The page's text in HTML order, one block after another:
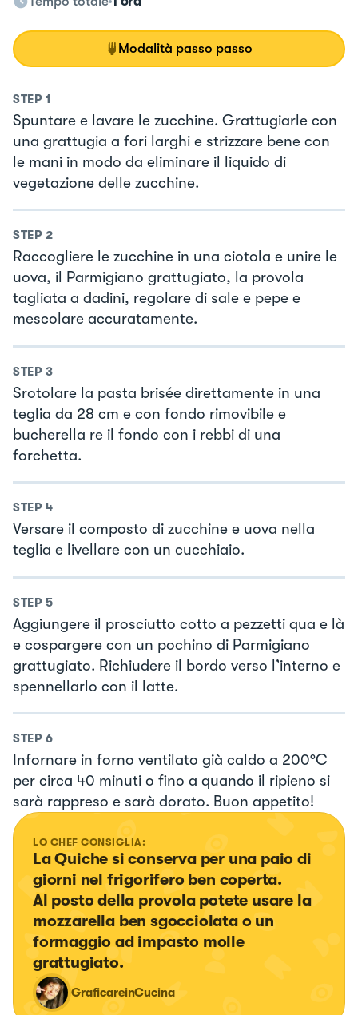
Modalità passo passo
STEP 1
Spuntare e lavare le zucchine. Grattugiarle con
una grattugia a fori larghi e strizzare bene con
le mani in modo da eliminare il liquido di
vegetazione delle zucchine.
STEP 2
Raccogliere le zucchine in una ciotola e unire le
uova, il Parmigiano grattugiato, la provola
tagliata a dadini, regolare di sale e pepe e
mescolare accuratamente.
STEP 3
Srotolare la pasta brisée direttamente in una
teglia da 28 cm e con fondo rimovibile e
bucherella re il fondo con i rebbi di una
forchetta.
STEP 4
Versare il composto di zucchine e uova nella
teglia e livellare con un cucchiaio.
STEP 5
Aggiungere il prosciutto cotto a pezzetti qua e là
e cospargere con un pochino di Parmigiano
grattugiato. Richiudere il bordo verso l’interno e
spennellarlo con il latte.
STEP 6
Infornare in forno ventilato già caldo a 200°C
per circa 40 minuti o fino a quando il ripieno si
sarà rappreso e sarà dorato. Buon appetito!
LO CHEF CONSIGLIA:
La Quiche si conserva per una paio di
giorni nel frigorifero ben coperta.
Al posto della provola potete usare la
mozzarella ben sgocciolata o un
formaggio ad impasto molle
grattugiato.
GraficareinCucina